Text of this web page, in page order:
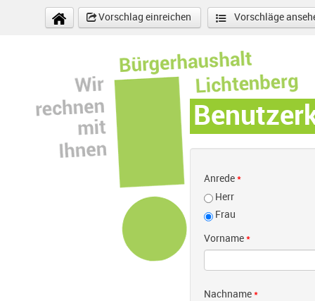
Direkt zum Inhalt
Vorschlag einreichen
Vorschläge
Anrede *
Herr
Frau
Vorname *
Nachname *